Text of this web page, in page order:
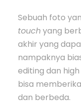
Sebuah foto
touch yang
akhir yang
nampaknya
editing dan
bisa
dan berbeda.